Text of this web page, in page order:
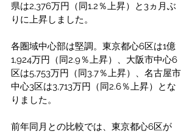
県は2,376万円（同1.2％上昇）と3ヵ月ぶ
りに上昇しました。
各圏域中心部は堅調。東京都心6区は1億
1,924万円（同2.9％上昇）、大阪市中心6
区は5,753万円（同3.7％上昇）、名古屋市
中心3区は3,713万円（同2.6％上昇）とな
りました。
前年同月との比較では、東京都心6区が